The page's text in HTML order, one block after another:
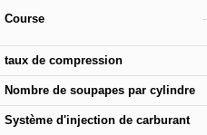
Course
taux de compression
Nombre de soupapes par cylindre
Système d'injection de carburant